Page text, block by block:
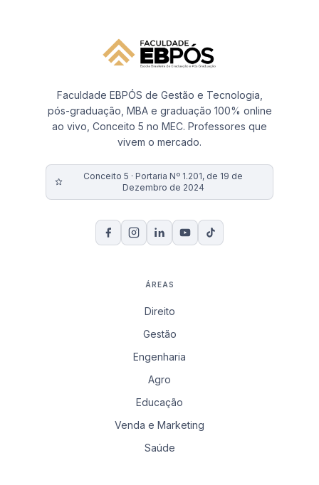
Faculdade EBPÓS de Gestão e Tecnologia,
pós-graduação, MBA e graduação 100% online
ao vivo, Conceito 5 no MEC. Professores que
vivem o mercado.
Conceito 5 · Portaria Nº 1.201, de 19 de
Dezembro de 2024
ÁREAS
Direito
Gestão
Engenharia
Agro
Educação
Venda e Marketing
Saúde